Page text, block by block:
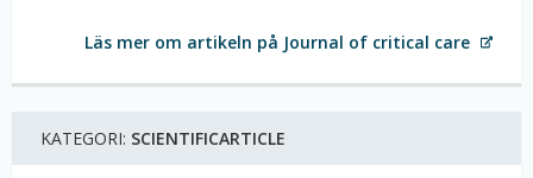
Läs mer om artikeln på Journal of critical care
KATEGORI: SCIENTIFICARTICLE